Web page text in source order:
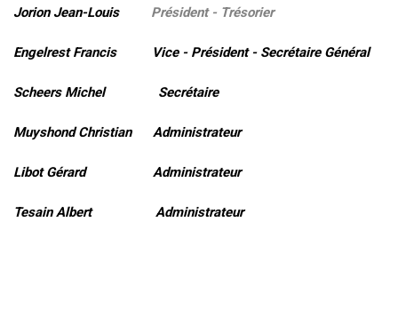
Jorion Jean-Louis Président - Trésorier
Engelrest Francis Vice - Président - Secrétaire Général
Scheers Michel Secrétaire
Muyshond Christian Administrateur
Libot Gérard Administrateur
Tesain Albert Administrateur